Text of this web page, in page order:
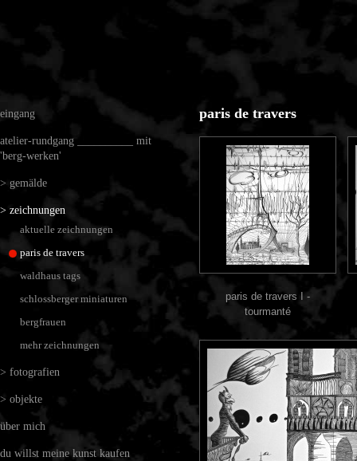
eingang
atelier-rundgang __________ mit
'berg-werken'
> gemälde
> zeichnungen
aktuelle zeichnungen
paris de travers
waldhaus tags
schlossberger miniaturen
bergfrauen
mehr zeichnungen
> fotografien
> objekte
über mich
du willst meine kunst kaufen
paris de travers
paris de travers I -
tourmanté